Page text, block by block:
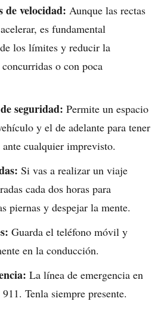
de velocidad: Aunque las rectas
es fundamental
los límites y reducir la
o con poca
seguridad: Permite un espacio
y el de adelante para tener
cualquier imprevisto.
Si vas a realizar un viaje
cada dos horas para
piernas y despejar la mente.
Guarda el teléfono móvil y
en la conducción.
La línea de emergencia en
Tenla siempre presente.